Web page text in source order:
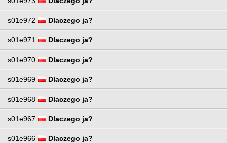
s01e972 Dlaczego ja?
s01e971 Dlaczego ja?
s01e970 Dlaczego ja?
s01e969 Dlaczego ja?
s01e968 Dlaczego ja?
s01e967 Dlaczego ja?
s01e966 Dlaczego ja?